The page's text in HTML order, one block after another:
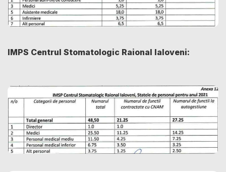
IMPS Centrul Stomatologic Raional Ialoveni: